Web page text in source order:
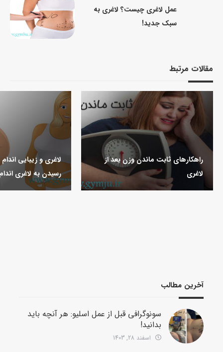
عمل لاغری چیست؟ لاغری به
سبک جدید!
مقالات مرتبط
راهکارهای ثابت ماندن وزن بعد از
لاغری
لاغری و زیبایی
رسیدن به لاغری
آخرین مطالب
سونوگرافی قبل از عمل اسلیو: هر آنچه باید
بدانید!
اسفند 28, 1403